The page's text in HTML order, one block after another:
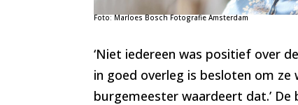
Foto: Marloes Bosch Fotografie Amsterdam
‘Niet iedereen was positief over
in goed overleg is besloten om ze
burgemeester waardeert dat.’ De